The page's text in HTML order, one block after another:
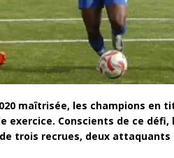
maîtrisée, les champions en
exercice. Conscients de ce défi,
trois recrues, deux